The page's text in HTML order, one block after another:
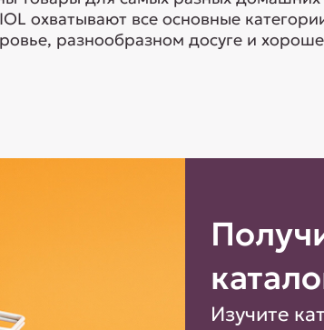
охватывают все основные
разнообразном досуге и
Изучите